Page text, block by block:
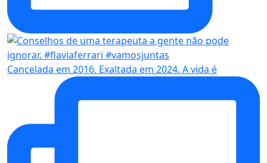
Cancelada em 2016. Exaltada em 2024. A vida é